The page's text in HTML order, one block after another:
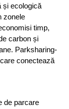
și ecologică
zonele
timp,
carbon și
Parksharing-
conectează
de parcare